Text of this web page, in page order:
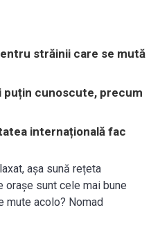
străinii care se mută
puțin cunoscute, precum
internațională fac
așa sună rețeta
orașe sunt cele mai bune
mute acolo? Nomad